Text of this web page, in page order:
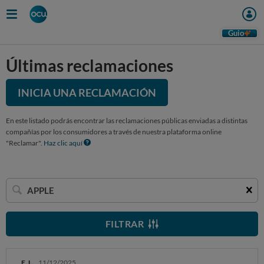
Guio
Últimas reclamaciones
INICIA UNA RECLAMACIÓN
En este listado podrás encontrar las reclamaciones públicas enviadas a distintas
compañías por los consumidores a través de nuestra plataforma online
"Reclamar". Haz clic aquí
Buscar
una
empresa
FILTRAR